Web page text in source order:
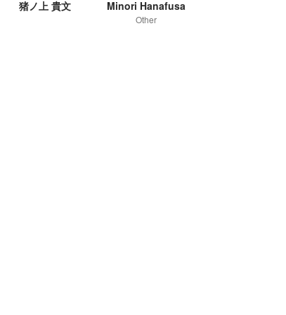
猪ノ上 貴文 Minori Hanafusa
Other